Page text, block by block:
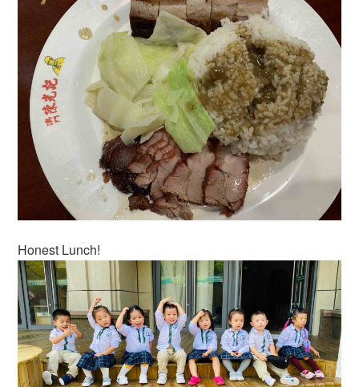
Honest Lunch!